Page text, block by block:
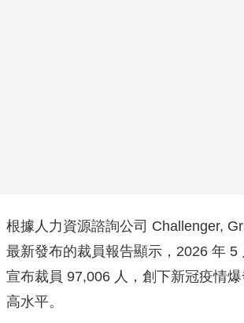
根據人力資源諮詢公司 Challenger,
最新發布的裁員報告顯示，2026 年 5
宣布裁員 97,006 人，創下新冠疫情
高水平。